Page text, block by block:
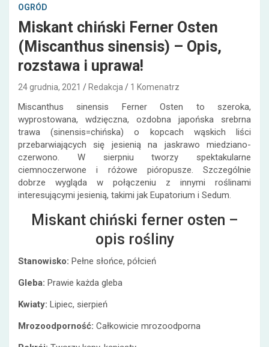
OGRÓD
Miskant chiński Ferner Osten
(Miscanthus sinensis) – Opis,
rozstawa i uprawa!
24 grudnia, 2021 Redakcja 1 Komenatrz
Miscanthus sinensis Ferner Osten to szeroka,
wyprostowana, wdzięczna, ozdobna japońska srebrna
trawa (sinensis=chińska) o kopcach wąskich liści
przebarwiających się jesienią na jaskrawo miedziano-
czerwono. W sierpniu tworzy spektakularne
ciemnoczerwone i różowe pióropusze. Szczególnie
dobrze wygląda w połączeniu z innymi roślinami
interesującymi jesienią, takimi jak Eupatorium i Sedum.
Miskant chiński ferner osten –
opis rośliny
Stanowisko: Pełne słońce, półcień
Gleba: Prawie każda gleba
Kwiaty: Lipiec, sierpień
Mrozoodporność: Całkowicie mrozoodporna